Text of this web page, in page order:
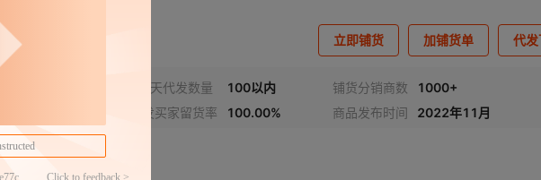
官方仓退货 立即铺货 加铺货单 代
近7天代发数量 100以内 铺货分销商数
1000+
代发买家留货率 100.00% 商品发布时间 2022年11月